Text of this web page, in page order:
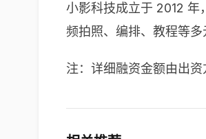
小影科技成立于 2012 年
频拍照、编排、教程等
注：详细融资金额由出资